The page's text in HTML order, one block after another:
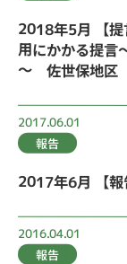
2018年5月 【提
用にかかる提言
～ 佐世保地区
2017.06.01
報告
2017年6月 【
2016.04.01
報告